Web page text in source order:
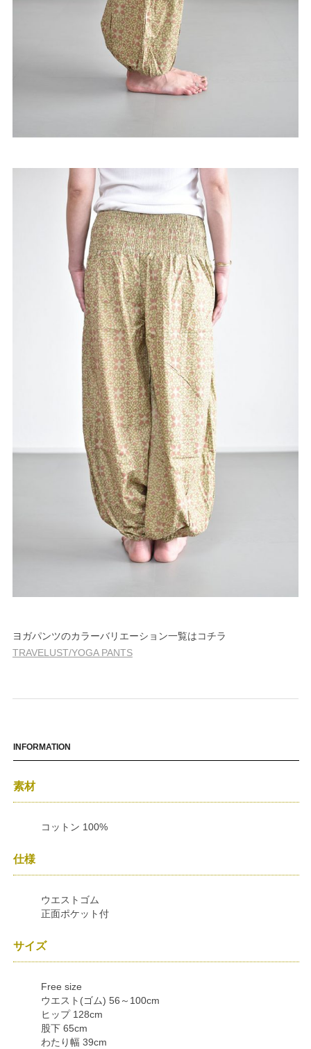
ヨガパンツのカラーバリエーション一覧はコチラ
TRAVELUST/YOGA PANTS
INFORMATION
素材
コットン 100%
仕様
ウエストゴム
正面ポケット付
サイズ
Free size
ウエスト(ゴム) 56～100cm
ヒップ 128cm
股下 65cm
わたり幅 39cm